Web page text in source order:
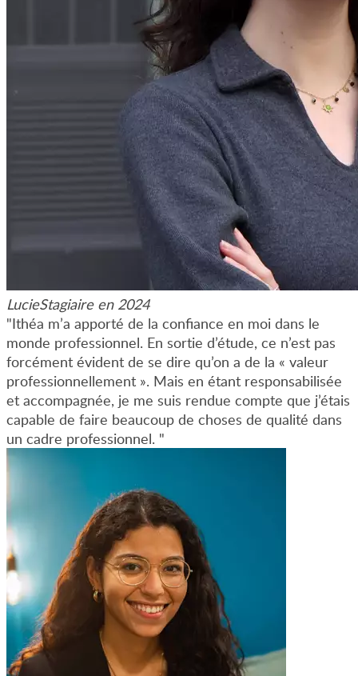
LucieStagiaire en 2024
"Ithéa m’a apporté de la confiance en moi dans le
monde professionnel. En sortie d’étude, ce n’est pas
forcément évident de se dire qu’on a de la « valeur
professionnellement ». Mais en étant responsabilisée
et accompagnée, je me suis rendue compte que j’étais
capable de faire beaucoup de choses de qualité dans
un cadre professionnel. "